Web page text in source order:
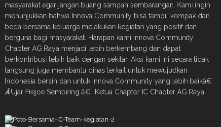
masyarakat agar jangan buang sampah sembarangan. Kami ingin
menunjukkan bahwa Innova Community bisa tampil kompak dan
beda bersama keluarga melakukan kegiatan yang positif dan
berguna bagi masyarakat. Harapan kami Innova Community
Chapter AG Raya menjadi lebih berkembang dan dapat
berkontribusi lebih baik dengan sekitar. Aksi kami ini secara tidak
langsung juga membantu dinas terkait untuk mewujudkan
Indonesia bersih dan untuk Innova Community yang lebih baikâ€
ÂUjar Frejoe Sembiring â€“ Ketua Chapter IC Chapter AG Raya.